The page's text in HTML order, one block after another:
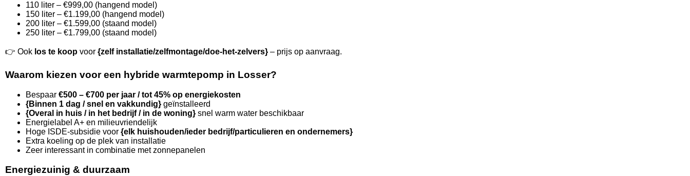
110 liter – €999,00 (hangend model)
150 liter – €1.199,00 (hangend model)
200 liter – €1.599,00 (staand model)
250 liter – €1.799,00 (staand model)
👉 Ook los te koop voor {zelf installatie/zelfmontage/doe-het-zelvers} – prijs op aanvraag.
Waarom kiezen voor een hybride warmtepomp in Losser?
Bespaar €500 – €700 per jaar / tot 45% op energiekosten
{Binnen 1 dag / snel en vakkundig} geïnstalleerd
{Overal in huis / in het bedrijf / in de woning} snel warm water beschikbaar
Energielabel A+ en milieuvriendelijk
Hoge ISDE-subsidie voor {elk huishouden/ieder bedrijf/particulieren en ondernemers}
Extra koeling op de plek van installatie
Zeer interessant in combinatie met zonnepanelen
Energiezuinig & duurzaam